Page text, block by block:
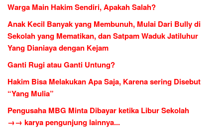
Warga Main Hakim Sendiri, Apakah Salah?
Anak Kecil Banyak yang Membunuh, Mulai Dari Bully di
Sekolah yang Mematikan, dan Satpam Waduk Jatiluhur
Yang Dianiaya dengan Kejam
Ganti Rugi atau Ganti Untung?
Hakim Bisa Melakukan Apa Saja, Karena sering Disebut
“Yang Mulia”
Pengusaha MBG Minta Dibayar ketika Libur Sekolah
→→ karya pengunjung lainnya...